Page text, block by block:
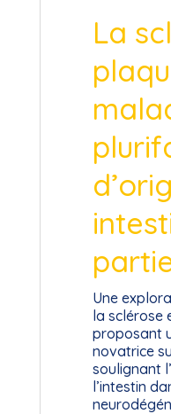
La
Une
la sclérose
proposant
novatrice
soulignant
l’intestin